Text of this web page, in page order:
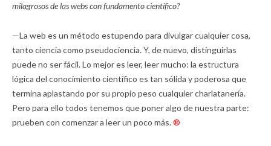
milagrosos de las webs con fundamento científico?
—La web es un método estupendo para divulgar cualquier cosa,
tanto ciencia como pseudociencia. Y, de nuevo, distinguirlas
puede no ser fácil. Lo mejor es leer, leer mucho: la estructura
lógica del conocimiento científico es tan sólida y poderosa que
termina aplastando por su propio peso cualquier charlatanería.
Pero para ello todos tenemos que poner algo de nuestra parte:
prueben con comenzar a leer un poco más.®